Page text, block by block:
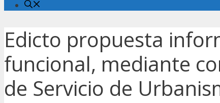
Edicto propuesta
funcional, mediante
de Servicio de